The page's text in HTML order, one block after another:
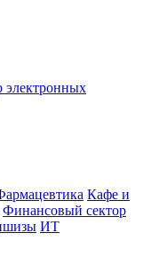
электронных
Кафе и
Финансовый сектор
ИТ